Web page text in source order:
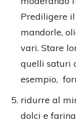
Prediligere il
mandorle,
vari. Stare
quelli saturi
esempio,
ridurre al
dolci e